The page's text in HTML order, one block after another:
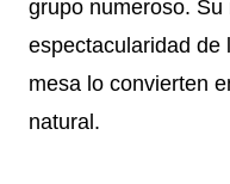
grupo numeroso.
espectacularidad de
mesa lo convierten
natural.